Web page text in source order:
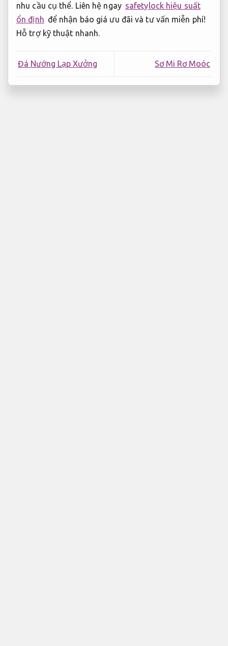
nhu cầu cụ thể. Liên hệ ngay safetylock hiệu suất
ổn định để nhận báo giá ưu đãi và tư vấn miễn phí!
Hỗ trợ kỹ thuật nhanh.
Đá Nướng Lạp Xưởng Sơ Mi Rơ Moóc